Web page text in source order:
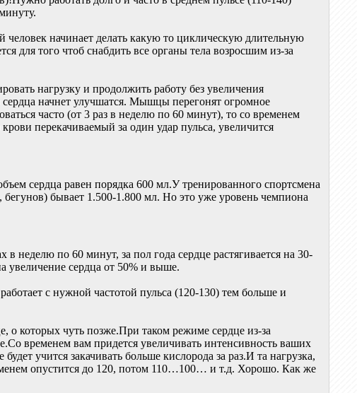
человек начинает делать какую то циклическую длительную
для того чтоб снабдить все органы тела возросшим из-за
нагрузку и продолжить работу без увеличения
начнет улучшатся. Мышцы перегонят огромное
часто (от 3 раз в неделю по 60 минут), то со временем
перекачиваемый за один удар пульса, увеличится
сердца равен порядка 600 мл.У тренированного спортсмена
бывает 1.500-1.800 мл. Но это уже уровень чемпиона
неделю по 60 минут, за пол года сердце растягивается на 30-
увеличение сердца от 50% и выше.
с нужной частотой пульса (120-130) тем больше и
которых чуть позже.При таком режиме сердце из-за
временем вам придется увеличивать интенсивность ваших
учится закачивать больше кислорода за раз.И та нагрузка,
опустится до 120, потом 110…100… и т.д. Хорошо. Как же